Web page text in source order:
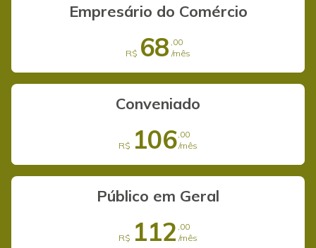
Empresário do Comércio
R$ 68 ,00
/mês
Conveniado
R$ 106 ,00
/mês
Público em Geral
R$ 112 ,00
/mês